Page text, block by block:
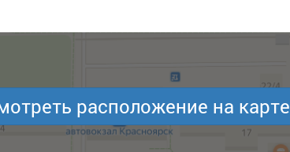
расположение на карте